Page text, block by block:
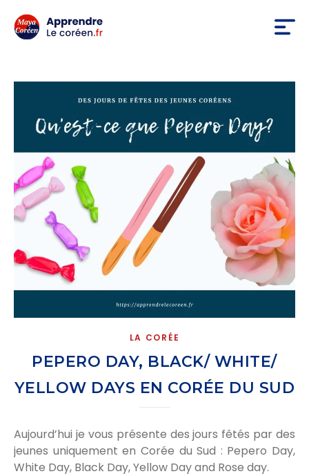
LA CORÉE
PEPERO DAY, BLACK/ WHITE/
YELLOW DAYS EN CORÉE DU SUD
Aujourd’hui je vous présente des jours fêtés par des
jeunes uniquement en Corée du Sud : Pepero Day,
White Day, Black Day, Yellow Day and Rose day.